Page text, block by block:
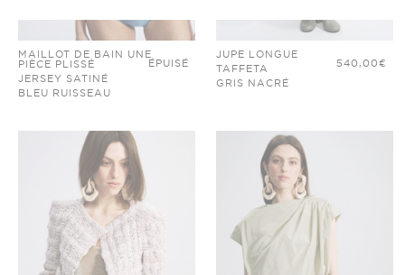
MAILLOT DE BAIN UNE
PIÈCE PLISSÉ
JERSEY SATINÉ
BLEU RUISSEAU
ÉPUISÉ
JUPE LONGUE
TAFFETA
GRIS NACRÉ
540,00€